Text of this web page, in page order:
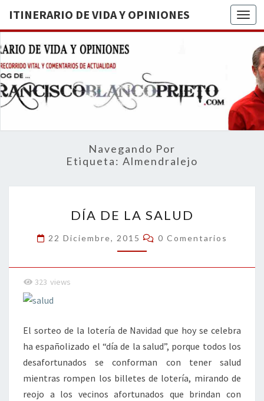
ITINERARIO DE VIDA Y OPINIONES
DE
BREVE
RECORRIDO
VITAL Y
ACTUALIDAD
Navegando Por
Etiqueta: Almendralejo
DE
LA
SALUD
DÍA DE LA SALUD
22 Diciembre, 2015 Comentarios
0 Comentarios
323 views
El sorteo de la lotería de Navidad que hoy se celebra
ha españolizado el “día de la salud”, porque todos los
desafortunados se conforman con tener salud
mientras rompen los billetes de lotería, mirando de
reojo a los vecinos afortunados que brindan con